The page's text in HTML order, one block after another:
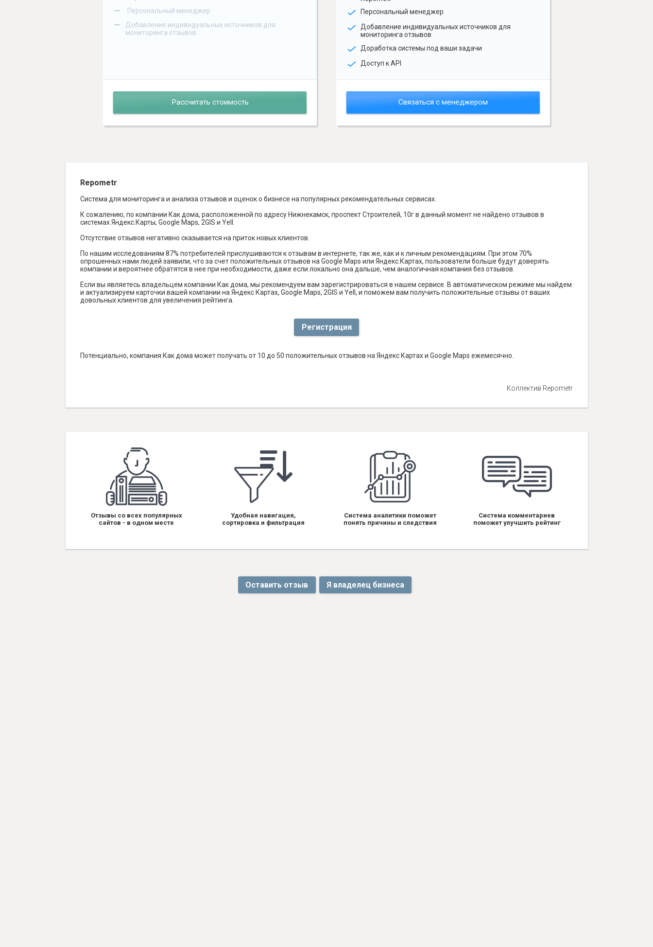
– Персональный менеджер
–
Добавление индивидуальных источников для
мониторинга отзывов
Рассчитать стоимость
Персональный менеджер
Добавление индивидуальных источников для
мониторинга отзывов
Доработка системы под ваши задачи
Доступ к API
Связаться с менеджером
Repometr
Система для мониторинга и анализа отзывов и оценок о бизнесе на популярных рекомендательных сервисах.
К сожалению, по компании Как дома, расположенной по адресу Нижнекамск, проспект Строителей, 10г в данный момент не найдено отзывов в
системах Яндекс.Карты, Google Maps, 2GIS и Yell.
Отсутствие отзывов негативно сказывается на приток новых клиентов.
По нашим исследованиям 87% потребителей прислушиваются к отзывам в интернете, так же, как и к личным рекомендациям. При этом 70%
опрошенных нами людей заявили, что за счет положительных отзывов на Google Maps или Яндекс.Картах, пользователи больше будут доверять
компании и вероятнее обратятся в нее при необходимости, даже если локально она дальше, чем аналогичная компания без отзывов.
Если вы являетесь владельцем компании Как дома, мы рекомендуем вам зарегистрироваться в нашем сервисе. В автоматическом режиме мы найдем
и актуализируем карточки вашей компании на Яндекс Картах, Google Maps, 2GIS и Yell, и поможем вам получить положительные отзывы от ваших
довольных клиентов для увеличения рейтинга.
Регистрация
Потенциально, компания Как дома может получать от 10 до 50 положительных отзывов на Яндекс Картах и Google Maps ежемесячно.
Коллектив Repometr
Отзывы со всех популярных
сайтов - в одном месте
Удобная навигация,
сортировка и фильтрация
Система аналитики поможет
понять причины и следствия
Система комментариев
поможет улучшить рейтинг
Оставить отзыв Я владелец бизнеса